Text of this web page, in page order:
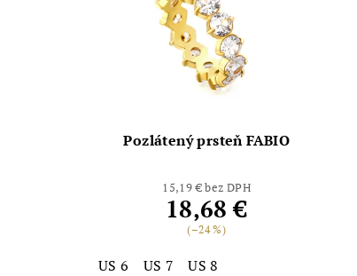
Pozlátený prsteň FABIO
15,19 € bez DPH
18,68 €
(–24 %)
US 6 US 7
US 8